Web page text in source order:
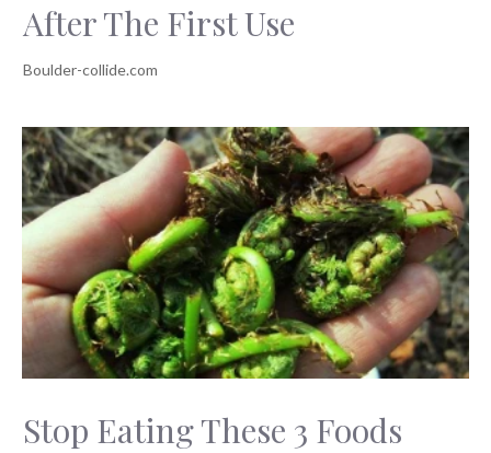
After The First Use
Stop Eating These 3 Foods